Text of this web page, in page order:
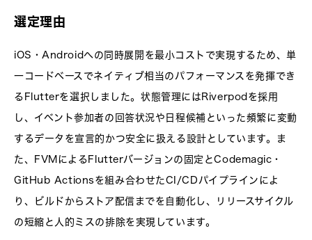
選定理由
iOS・Androidへの同時展開を最小コストで実現するため、単
一コードベースでネイティブ相当のパフォーマンスを発揮でき
るFlutterを選択しました。状態管理にはRiverpodを採用
し、イベント参加者の回答状況や日程候補といった頻繁に変動
するデータを宣言的かつ安全に扱える設計としています。ま
た、FVMによるFlutterバージョンの固定とCodemagic・
GitHub Actionsを組み合わせたCI/CDパイプラインによ
り、ビルドからストア配信までを自動化し、リリースサイクル
の短縮と人的ミスの排除を実現しています。